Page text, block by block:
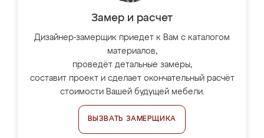
Замер и расчет
Дизайнер-замерщик приедет к Вам с каталогом
материалов,
проведёт детальные замеры,
составит проект и сделает окончательный расчёт
стоимости Вашей будущей мебели.
ВЫЗВАТЬ ЗАМЕРЩИКА